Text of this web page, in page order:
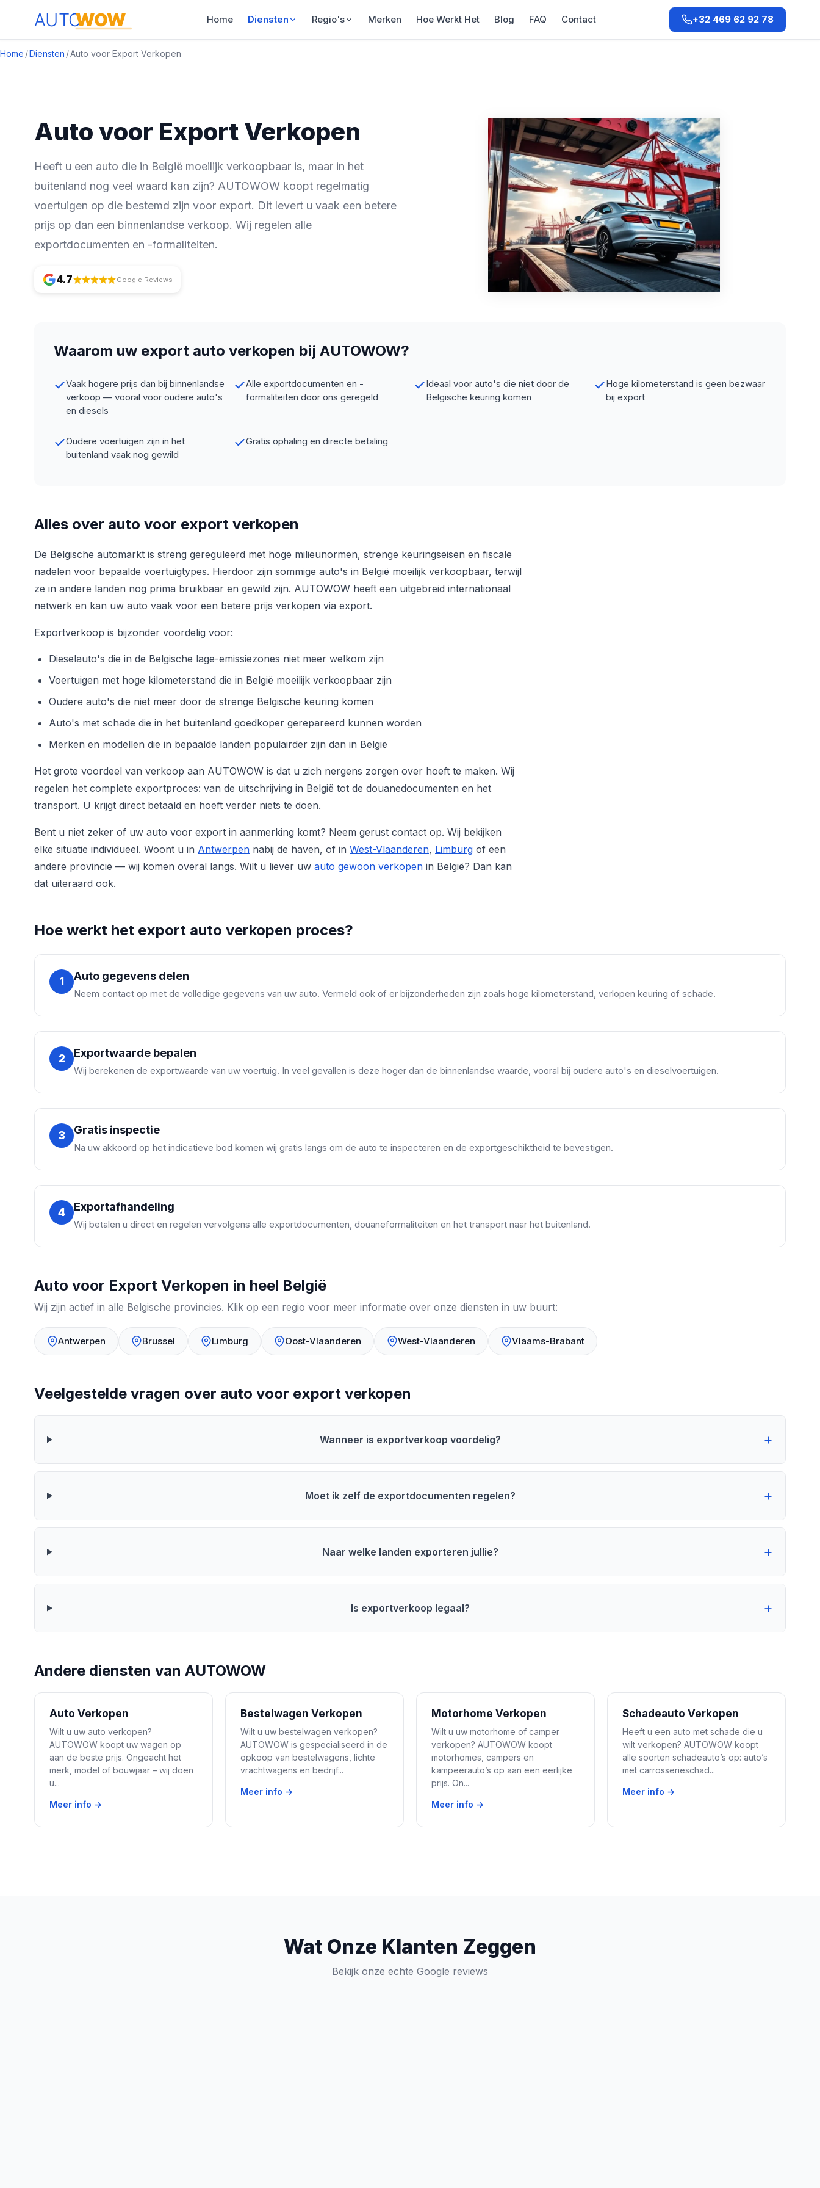
Home Diensten Regio's Merken Hoe Werkt Het Blog FAQ Contact +32 469 62 92 78
Home /Diensten /Auto voor Export Verkopen
Auto voor Export Verkopen
Heeft u een auto die in België moeilijk verkoopbaar is, maar in het
buitenland nog veel waard kan zijn? AUTOWOW koopt regelmatig
voertuigen op die bestemd zijn voor export. Dit levert u vaak een betere
prijs op dan een binnenlandse verkoop. Wij regelen alle
exportdocumenten en -formaliteiten.
4.7 Google Reviews
Waarom uw export auto verkopen bij AUTOWOW?
Vaak hogere prijs dan bij binnenlandse
verkoop — vooral voor oudere auto's
en diesels
Alle exportdocumenten en -
formaliteiten door ons geregeld
Ideaal voor auto's die niet door de
Belgische keuring komen
Hoge kilometerstand is geen bezwaar
bij export
Oudere voertuigen zijn in het
buitenland vaak nog gewild
Gratis ophaling en directe betaling
Alles over auto voor export verkopen
De Belgische automarkt is streng gereguleerd met hoge milieunormen, strenge keuringseisen en fiscale
nadelen voor bepaalde voertuigtypes. Hierdoor zijn sommige auto's in België moeilijk verkoopbaar, terwijl
ze in andere landen nog prima bruikbaar en gewild zijn. AUTOWOW heeft een uitgebreid internationaal
netwerk en kan uw auto vaak voor een betere prijs verkopen via export.
Exportverkoop is bijzonder voordelig voor:
Dieselauto's die in de Belgische lage-emissiezones niet meer welkom zijn
Voertuigen met hoge kilometerstand die in België moeilijk verkoopbaar zijn
Oudere auto's die niet meer door de strenge Belgische keuring komen
Auto's met schade die in het buitenland goedkoper gerepareerd kunnen worden
Merken en modellen die in bepaalde landen populairder zijn dan in België
Het grote voordeel van verkoop aan AUTOWOW is dat u zich nergens zorgen over hoeft te maken. Wij
regelen het complete exportproces: van de uitschrijving in België tot de douanedocumenten en het
transport. U krijgt direct betaald en hoeft verder niets te doen.
Bent u niet zeker of uw auto voor export in aanmerking komt? Neem gerust contact op. Wij bekijken
elke situatie individueel. Woont u in Antwerpen nabij de haven, of in West-Vlaanderen, Limburg of een
andere provincie — wij komen overal langs. Wilt u liever uw auto gewoon verkopen in België? Dan kan
dat uiteraard ook.
Hoe werkt het export auto verkopen proces?
1 Auto gegevens delen
Neem contact op met de volledige gegevens van uw auto. Vermeld ook of er bijzonderheden zijn zoals hoge kilometerstand, verlopen keuring of schade.
2 Exportwaarde bepalen
Wij berekenen de exportwaarde van uw voertuig. In veel gevallen is deze hoger dan de binnenlandse waarde, vooral bij oudere auto's en dieselvoertuigen.
3 Gratis inspectie
Na uw akkoord op het indicatieve bod komen wij gratis langs om de auto te inspecteren en de exportgeschiktheid te bevestigen.
4 Exportafhandeling
Wij betalen u direct en regelen vervolgens alle exportdocumenten, douaneformaliteiten en het transport naar het buitenland.
Auto voor Export Verkopen in heel België
Wij zijn actief in alle Belgische provincies. Klik op een regio voor meer informatie over onze diensten in uw buurt:
Antwerpen Brussel Limburg Oost-Vlaanderen West-Vlaanderen Vlaams-Brabant
Veelgestelde vragen over auto voor export verkopen
Wanneer is exportverkoop voordelig?
Moet ik zelf de exportdocumenten regelen?
Naar welke landen exporteren jullie?
Is exportverkoop legaal?
Andere diensten van AUTOWOW
Auto Verkopen
Wilt u uw auto verkopen?
AUTOWOW koopt uw wagen op
aan de beste prijs. Ongeacht het
merk, model of bouwjaar – wij doen
u...
Meer info →
Bestelwagen Verkopen
Wilt u uw bestelwagen verkopen?
AUTOWOW is gespecialiseerd in de
opkoop van bestelwagens, lichte
vrachtwagens en bedrijf...
Meer info →
Motorhome Verkopen
Wilt u uw motorhome of camper
verkopen? AUTOWOW koopt
motorhomes, campers en
kampeerauto’s op aan een eerlijke
prijs. On...
Meer info →
Schadeauto Verkopen
Heeft u een auto met schade die u
wilt verkopen? AUTOWOW koopt
alle soorten schadeauto’s op: auto’s
met carrosserieschad...
Meer info →
Wat Onze Klanten Zeggen
Bekijk onze echte Google reviews